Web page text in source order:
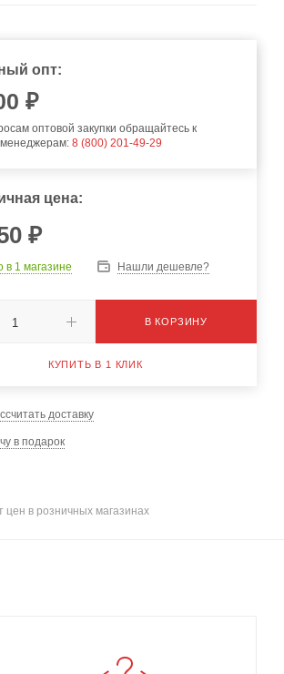
опт:
₽
оптовой закупки обращайтесь к
8 (800) 201-49-29
цена:
₽
в 1 магазине Нашли дешевле?
В КОРЗИНУ
КУПИТЬ В 1 КЛИК
доставку
в подарок
цен в розничных магазинах